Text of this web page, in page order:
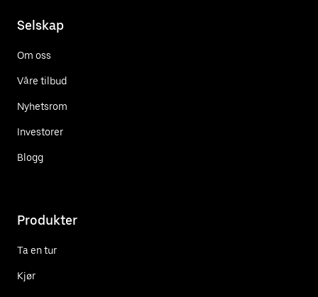
Selskap
Om oss
Våre tilbud
Nyhetsrom
Investorer
Blogg
Produkter
Ta en tur
Kjør